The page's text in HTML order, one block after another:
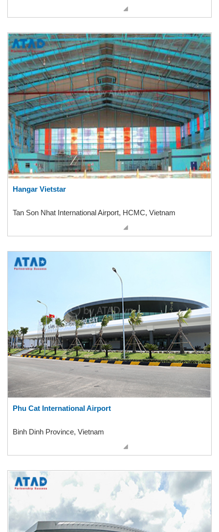
Hangar Vietstar
Tan Son Nhat International Airport, HCMC, Vietnam
Phu Cat International Airport
Binh Dinh Province, Vietnam